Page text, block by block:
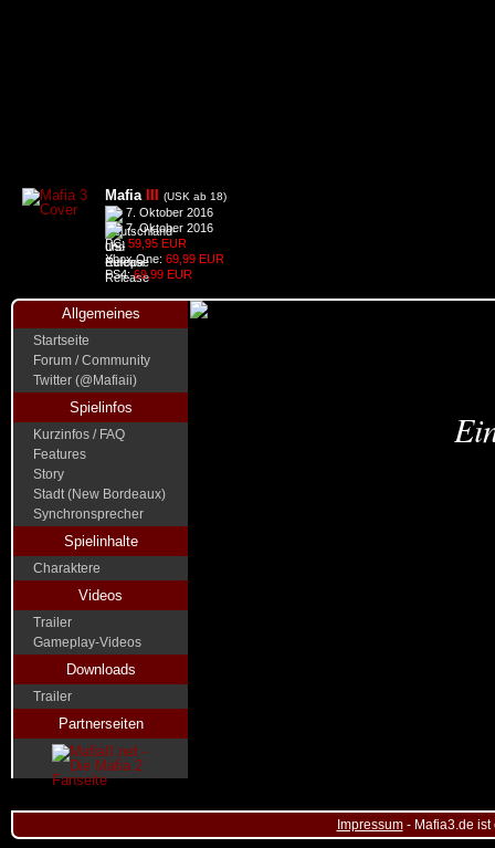
Mafia (USK ab 18)
7. Oktober 2016
7. Oktober 2016
PC: 59,95 EUR
Xbox One: 69,99 EUR
PS4:69,99 EUR
Allgemeines
Startseite
Forum / Community
Twitter (@Mafiaii)
Spielinfos
Kurzinfos / FAQ
Features
Story
Stadt (New Bordeaux)
Synchronsprecher
Spielinhalte
Charaktere
Videos
Trailer
Gameplay-Videos
Downloads
Trailer
Partnerseiten
Impressum- Mafia3.de ist